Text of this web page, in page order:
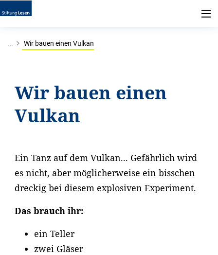
... Wir bauen einen Vulkan
Wir bauen einen
Vulkan
Ein Tanz auf dem Vulkan... Gefährlich wird
es nicht, aber möglicherweise ein bisschen
dreckig bei diesem explosiven Experiment.
Das brauch ihr:
ein Teller
zwei Gläser